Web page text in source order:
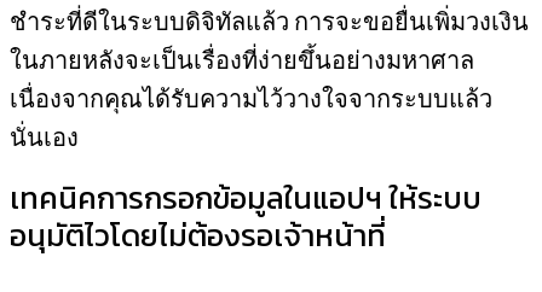
ชำระที่ดีในระบบดิจิทัลแล้ว การจะขอยื่นเพิ่มวงเงิน
ในภายหลังจะเป็นเรื่องที่ง่ายขึ้นอย่างมหาศาล
เนื่องจากคุณได้รับความไว้วางใจจากระบบแล้ว
นั่นเอง
เทคนิคการกรอกข้อมูลในแอปฯ ให้ระบบ
อนุมัติไวโดยไม่ต้องรอเจ้าหน้าที่